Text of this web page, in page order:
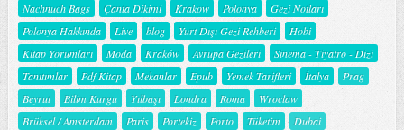
Nachnuch Bags
Çanta Dikimi Krakow Polonya
Gezi Notları
Polonya Hakkında
Live blog Yurt Dışı Gezi Rehberi
Hobi
Kitap Yorumları
Moda Kraków Avrupa Gezileri
Sinema - Tiyatro - Dizi
Tanıtımlar
Pdf Kitap Mekanlar Epub Yemek Tarifleri İtalya
Prag
Beyrut
Bilim Kurgu Yılbaşı Londra Roma
Wroclaw
Brüksel / Amsterdam
Paris Portekiz Porto Tüketim
Dubai